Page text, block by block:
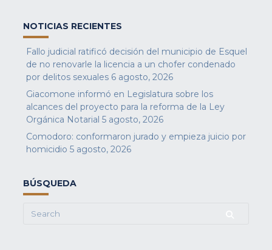
NOTICIAS RECIENTES
Fallo judicial ratificó decisión del municipio de Esquel
de no renovarle la licencia a un chofer condenado
por delitos sexuales 6 agosto, 2026
Giacomone informó en Legislatura sobre los
alcances del proyecto para la reforma de la Ley
Orgánica Notarial 5 agosto, 2026
Comodoro: conformaron jurado y empieza juicio por
homicidio 5 agosto, 2026
BÚSQUEDA
Search